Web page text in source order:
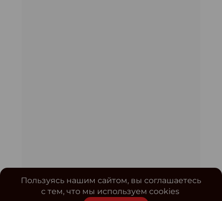
Пользуясь нашим сайтом, вы соглашаетесь
с тем, что мы используем cookies